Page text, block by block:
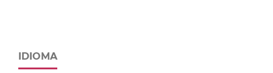
IDIOMA